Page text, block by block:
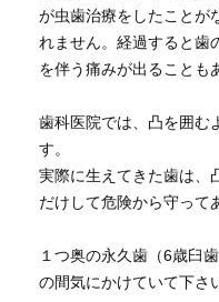
が虫歯治療をしたことが
れません。経過すると歯
を伴う痛みが出ることも
歯科医院では、凸を囲む
す。
実際に生えてきた歯は、
だけして危険から守って
１つ奥の永久歯（6歳臼
の間気にかけていて下さ